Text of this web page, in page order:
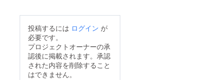
投稿するには ログイン が
必要です。
プロジェクトオーナーの承
認後に掲載されます。承認
された内容を削除すること
はできません。